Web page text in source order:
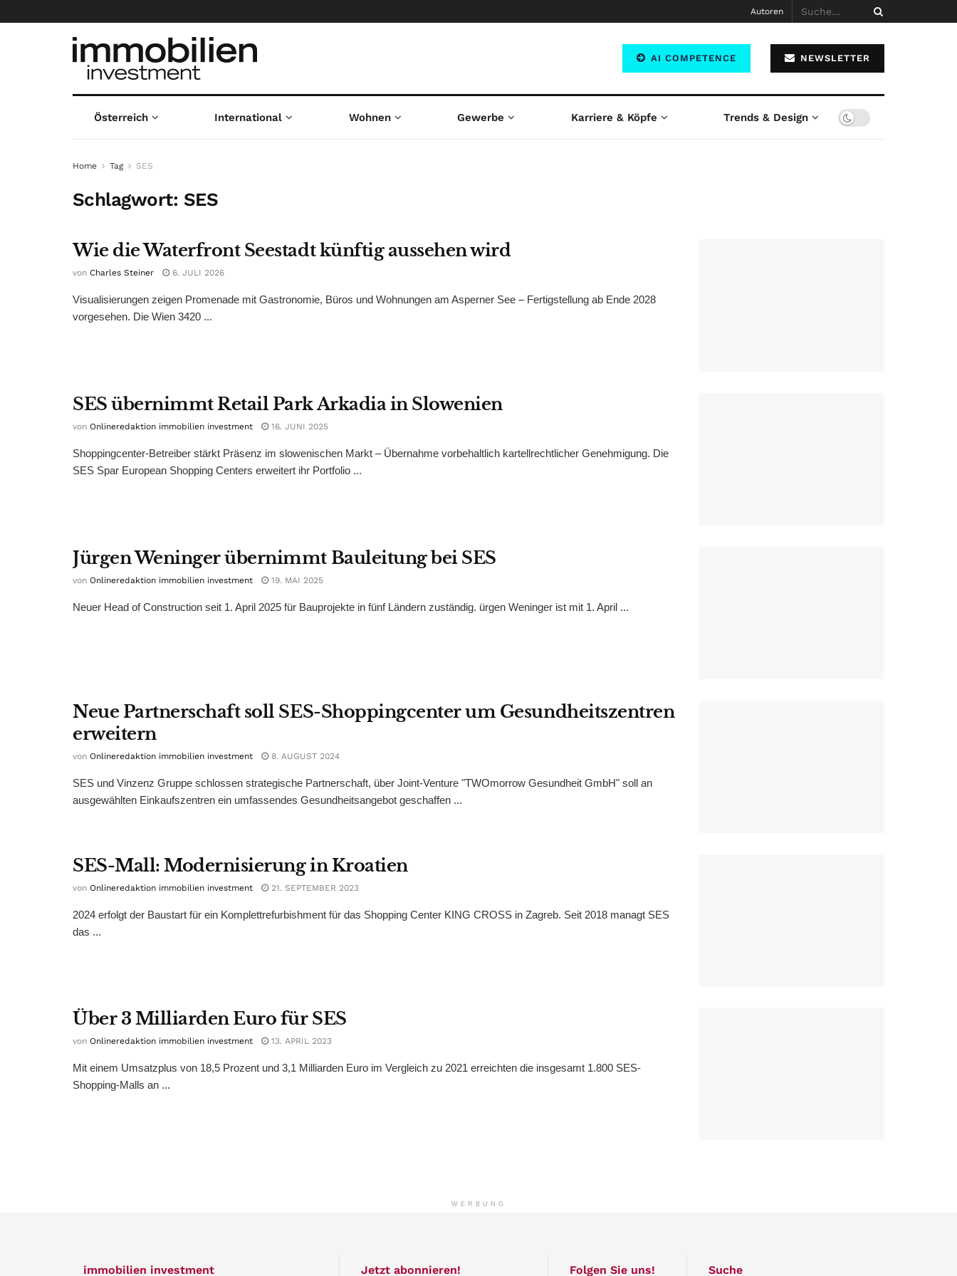
Autoren
AI COMPETENCE NEWSLETTER
Österreich International Wohnen Gewerbe Karriere & Köpfe Trends & Design
Home Tag SES
Schlagwort: SES
Wie die Waterfront Seestadt künftig aussehen wird
von Charles Steiner 6. JULI 2026
Visualisierungen zeigen Promenade mit Gastronomie, Büros und Wohnungen am Asperner See – Fertigstellung ab Ende 2028
vorgesehen. Die Wien 3420 ...
SES übernimmt Retail Park Arkadia in Slowenien
von Onlineredaktion immobilien investment 16. JUNI 2025
Shoppingcenter-Betreiber stärkt Präsenz im slowenischen Markt – Übernahme vorbehaltlich kartellrechtlicher Genehmigung. Die
SES Spar European Shopping Centers erweitert ihr Portfolio ...
Jürgen Weninger übernimmt Bauleitung bei SES
von Onlineredaktion immobilien investment 19. MAI 2025
Neuer Head of Construction seit 1. April 2025 für Bauprojekte in fünf Ländern zuständig. ürgen Weninger ist mit 1. April ...
Neue Partnerschaft soll SES-Shoppingcenter um Gesundheitszentren
erweitern
von Onlineredaktion immobilien investment 8. AUGUST 2024
SES und Vinzenz Gruppe schlossen strategische Partnerschaft, über Joint-Venture "TWOmorrow Gesundheit GmbH" soll an
ausgewählten Einkaufszentren ein umfassendes Gesundheitsangebot geschaffen ...
SES-Mall: Modernisierung in Kroatien
von Onlineredaktion immobilien investment 21. SEPTEMBER 2023
2024 erfolgt der Baustart für ein Komplettrefurbishment für das Shopping Center KING CROSS in Zagreb. Seit 2018 managt SES
das ...
Über 3 Milliarden Euro für SES
von Onlineredaktion immobilien investment 13. APRIL 2023
Mit einem Umsatzplus von 18,5 Prozent und 3,1 Milliarden Euro im Vergleich zu 2021 erreichten die insgesamt 1.800 SES-
Shopping-Malls an ...
WERBUNG
immobilien investment Jetzt abonnieren! Folgen Sie uns! Suche